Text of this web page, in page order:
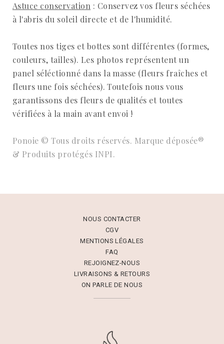
Astuce conservation : Conservez vos fleurs séchées
à l'abris du soleil directe et de l'humidité.
Toutes nos tiges et bottes sont différentes (formes,
couleurs, tailles). Les photos représentent un
panel séléctionné dans la masse (fleurs fraîches et
fleurs une fois séchées). Toutefois nous vous
garantissons des fleurs de qualités et toutes
vérifiées à la main avant envoi !
Ponoie © Tous droits réservés. Marque déposée®
& Produits protégés INPI.
NOUS CONTACTER
CGV
MENTIONS LÉGALES
FAQ
REJOIGNEZ-NOUS
LIVRAISONS & RETOURS
ON PARLE DE NOUS